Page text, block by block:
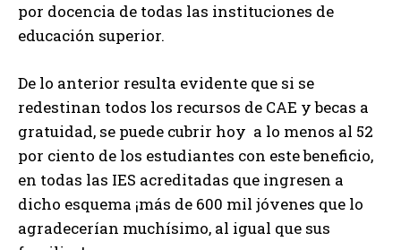
por docencia de todas las instituciones de
educación superior.
De lo anterior resulta evidente que si se
redestinan todos los recursos de CAE y becas a
gratuidad, se puede cubrir hoy a lo menos al 52
por ciento de los estudiantes con este beneficio,
en todas las IES acreditadas que ingresen a
dicho esquema ¡más de 600 mil jóvenes que lo
agradecerían muchísimo, al igual que sus